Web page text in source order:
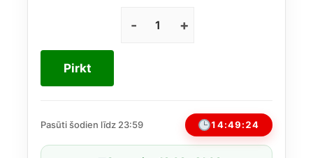
85,00 €.
60,68 €.
Yves
sievietēm,
Pirkt
Pasūti šodien līdz 23:59 14:49:24